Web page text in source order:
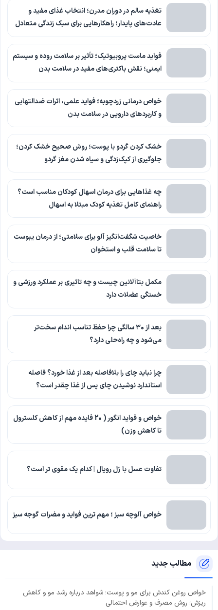
تغذیه سالم در دوران مدرن؛ انتخاب غذای مفید و
عادت‌های پایدار؛ راهکارهایی برای سبک زندگی متعادل
فواید ماست پروبیوتیک؛ تأثیر بر سلامت روده و سیستم
ایمنی؛ نقش باکتری‌های مفید در سلامت بدن
خواص درمانی زردچوبه؛ فواید علمی، اثرات ضدالتهابی
و کاربردهای دارویی در سلامت بدن
خشک کردن گردو با پوست؛ روش صحیح خشک کردن؛
جلوگیری از کپک‌زدگی و سیاه شدن مغز گردو
چه غذاهایی برای درمان اسهال کودکان مناسب است؟
راهنمای کامل تغذیه کودک مبتلا به اسهال
خاصیت شگفت‌انگیز آلو برای سلامتی؛ از درمان یبوست
تا سلامت قلب و استخوان
مکمل بتاآلانین چیست و چه تاثیری بر عملکرد ورزشی و
خستگی عضلات دارد
بعد از ۳۰ سالگی چرا حفظ تناسب اندام سخت‌تر
می‌شود و چه راه‌حلی دارد؟
چرا نباید چای را بلافاصله بعد از غذا خورد؟ فاصله
استاندارد نوشیدن چای پس از غذا چقدر است؟
خواص و فواید انگور ( 20 فایده مهم از کاهش کلسترول
تا کاهش وزن)
تفاوت عسل با ژل رویال | کدام یک مقوی تر است؟
خواص آلوچه سبز ؛ مهم ترین فواید و مضرات گوجه سبز
مطالب جدید
خواص روغن کندش برای مو و پوست؛ شواهد درباره رشد مو و کاهش
ریزش؛ روش مصرف و عوارض احتمالی